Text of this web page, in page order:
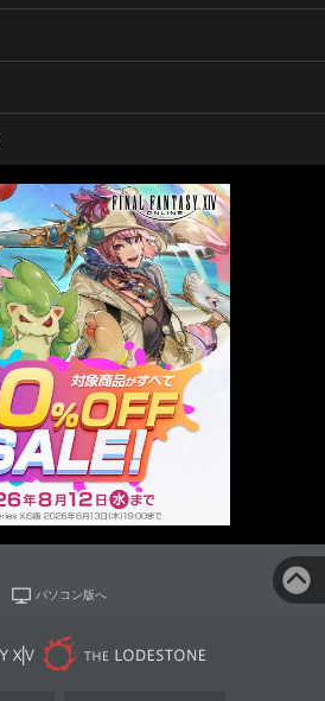
パソコン版へ